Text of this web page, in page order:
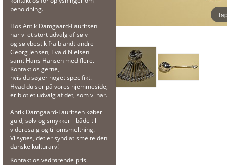
beholdning.
Hos Antik Damgaard-Lauritsen
har vi et stort udvalg af sølv
og sølvbestik fra blandt andre
Georg Jensen, Evald Nielsen
samt Hans Hansen med flere.
Kontakt os gerne,
hvis du søger noget specifikt.
Hvad du ser på vores hjemmeside,
er blot et udvalg af det, som vi har.
Antik Damgaard-Lauritsen køber
guld, sølv og smykker - både til
videresalg og til omsmeltning.
Vi synes, det er synd at smelte den
danske kulturarv!
Kontakt os vedrørende pris